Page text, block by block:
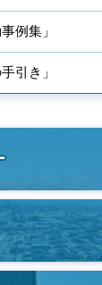
例集」
引き」